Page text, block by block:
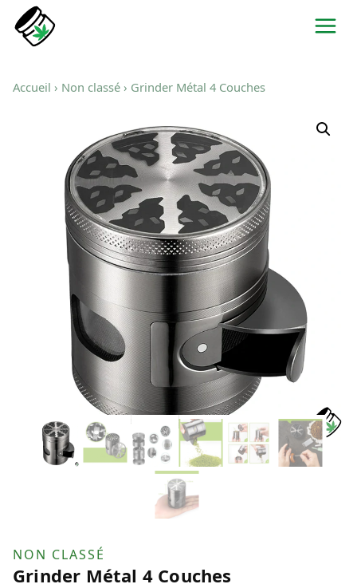
Aller
contenu
Accueil › Non classé › Grinder Métal 4 Couches
NON CLASSÉ
Grinder Métal 4 Couches